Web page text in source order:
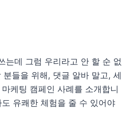
는데 그럼 우리라고 안 할 순 없
분들을 위해, 댓글 알바 말고, 세
케팅 캠페인 사례를 소개합니
유쾌한 체험을 줄 수 있어야